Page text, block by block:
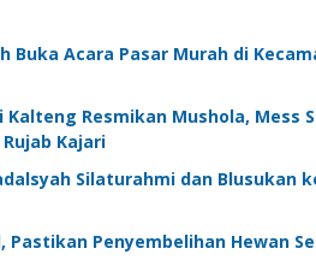
Buka Acara Pasar Murah di
Resmikan Mushola, Mess
Kajari
Silaturahmi dan Blusukan
Pastikan Penyembelihan Hewan